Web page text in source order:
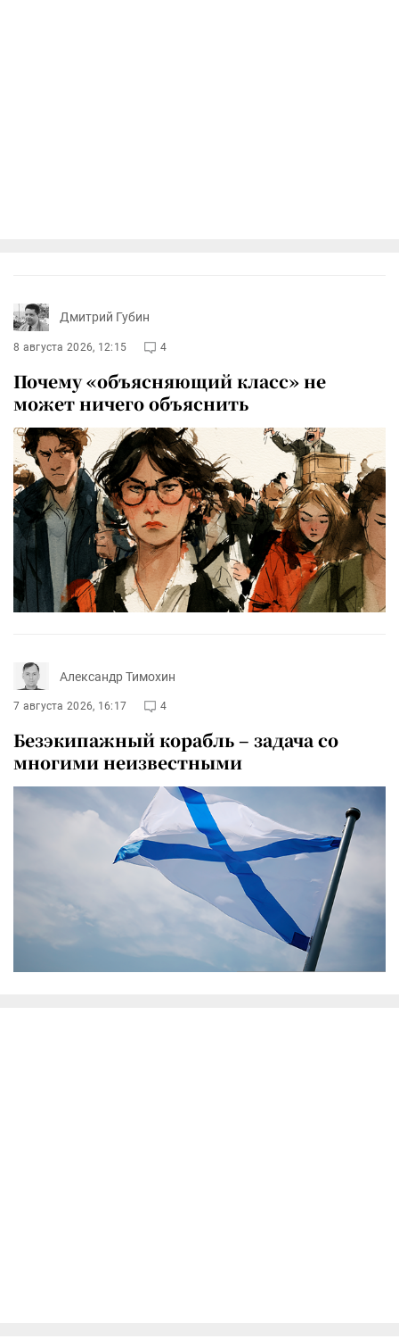
Дмитрий Губин
8 августа 2026, 12:15 4
Почему «объясняющий класс» не
может ничего объяснить
Александр Тимохин
7 августа 2026, 16:17 4
Безэкипажный корабль – задача со
многими неизвестными